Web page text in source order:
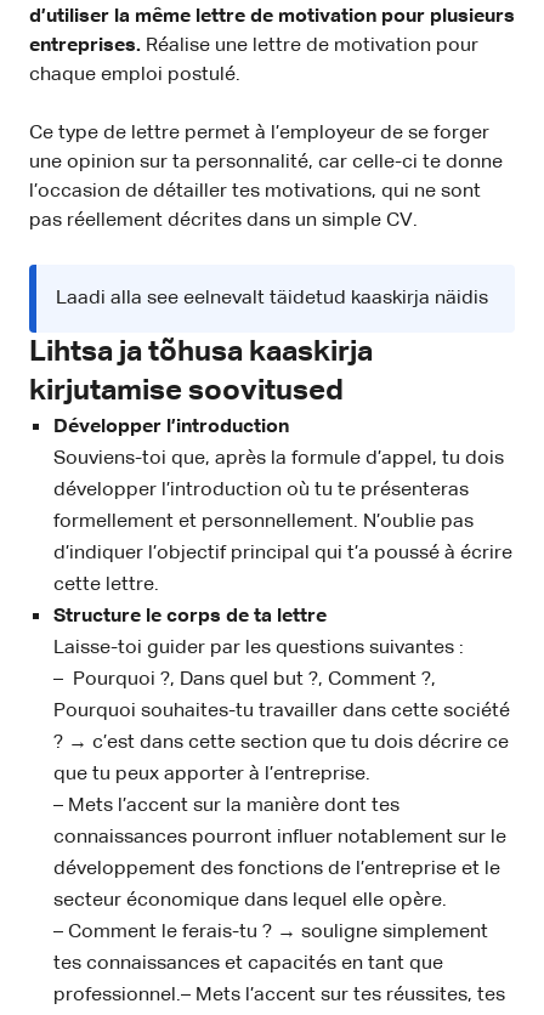
d’utiliser la même lettre de motivation pour plusieurs
entreprises. Réalise une lettre de motivation pour
chaque emploi postulé.
Ce type de lettre permet à l’employeur de se forger
une opinion sur ta personnalité, car celle-ci te donne
l’occasion de détailler tes motivations, qui ne sont
pas réellement décrites dans un simple CV.
Laadi alla see eelnevalt täidetud kaaskirja näidis
Lihtsa ja tõhusa kaaskirja
kirjutamise soovitused
Développer l’introduction
Souviens-toi que, après la formule d’appel, tu dois
développer l’introduction où tu te présenteras
formellement et personnellement. N’oublie pas
d’indiquer l’objectif principal qui t’a poussé à écrire
cette lettre.
Structure le corps de ta lettre
Laisse-toi guider par les questions suivantes :
– Pourquoi ?, Dans quel but ?, Comment ?,
Pourquoi souhaites-tu travailler dans cette société
? → c’est dans cette section que tu dois décrire ce
que tu peux apporter à l’entreprise.
– Mets l’accent sur la manière dont tes
connaissances pourront influer notablement sur le
développement des fonctions de l’entreprise et le
secteur économique dans lequel elle opère.
– Comment le ferais-tu ? → souligne simplement
tes connaissances et capacités en tant que
professionnel.– Mets l’accent sur tes réussites, tes